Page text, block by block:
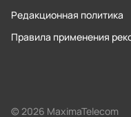
Редакционная политика
Правила применения
© 2026 MaximaTelecom